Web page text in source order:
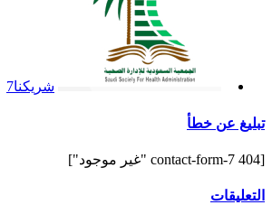
شريكنا7
تبليغ عن خطأ
[contact-form-7 404 "غير موجود"]
التعليقات